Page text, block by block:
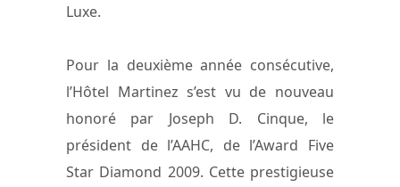
Luxe.
Pour la deuxième année consécutive,
l’Hôtel Martinez s’est vu de nouveau
honoré par Joseph D. Cinque, le
président de l’AAHC, de l’Award Five
Star Diamond 2009. Cette prestigieuse